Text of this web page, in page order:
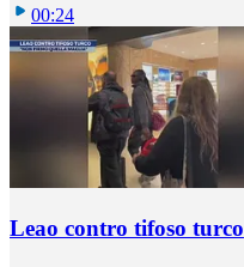
00:24
Leao contro tifoso turco